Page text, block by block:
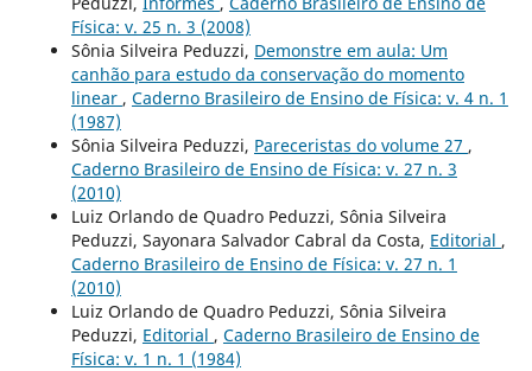
Física: v. 25 n. 3 (2008)
Sônia Silveira Peduzzi, Demonstre em aula: Um
canhão para estudo da conservação do momento
linear , Caderno Brasileiro de Ensino de Física: v. 4 n. 1
(1987)
Sônia Silveira Peduzzi, Pareceristas do volume 27 ,
Caderno Brasileiro de Ensino de Física: v. 27 n. 3
(2010)
Luiz Orlando de Quadro Peduzzi, Sônia Silveira
Peduzzi, Sayonara Salvador Cabral da Costa, Editorial ,
Caderno Brasileiro de Ensino de Física: v. 27 n. 1
(2010)
Luiz Orlando de Quadro Peduzzi, Sônia Silveira
Peduzzi, Editorial , Caderno Brasileiro de Ensino de
Física: v. 1 n. 1 (1984)